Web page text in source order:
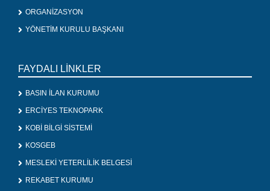
ORGANİZASYON
YÖNETİM KURULU BAŞKANI
FAYDALI LİNKLER
BASIN İLAN KURUMU
ERCİYES TEKNOPARK
KOBİ BİLGİ SİSTEMİ
KOSGEB
MESLEKİ YETERLİLİK BELGESİ
REKABET KURUMU